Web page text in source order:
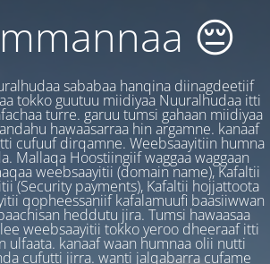
😔
sababaa hanqina diinagdeetiif
tokko guutuu miidiyaa Nuuralhudaa itti
turre. garuu tumsi gahaan miidiyaa
hawaasarraa hin argamne. kanaaf
cufuuf dirqamne. Weebsaayitiin humna
Mallaqa Hoostiingiif waggaa waggaan
weebsaayitii (domain name), Kafaltii
(Security payments), Kafaltii hojjattoota
qopheessaniif kafalamuufi baasiiwwan
heddutu jira. Tumsi hawaasaa
weebsaayitii tokko yeroo dheeraaf itti
ulfaata. kanaaf waan humnaa olii nutti
cufutti jirra. wanti jalqabarra cufame